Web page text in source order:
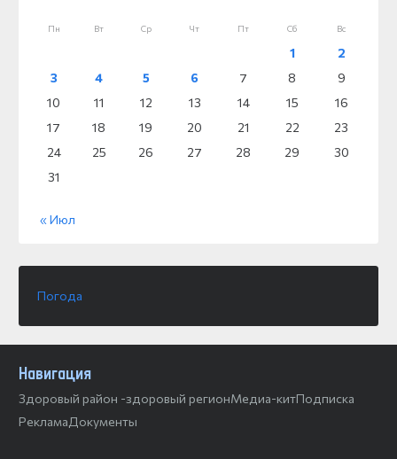
Пн Вт Ср Чт Пт Сб Вс
1
2
3
4 5 6 7 8
9
10
11 12 13 14 15
16
17
18 19 20 21 22
23
24
25 26 27 28 29
30
31
« Июл
Погода
Навигация
Здоровый район -здоровый регионМедиа-китПодписка
РекламаДокументы